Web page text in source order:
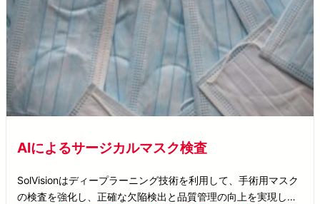
AIによるサージカルマスク検査
SolVisionはディープラーニング技術を利用して、手術用マスク
の検査を強化し、正確な欠陥検出と品質管理の向上を実現しま